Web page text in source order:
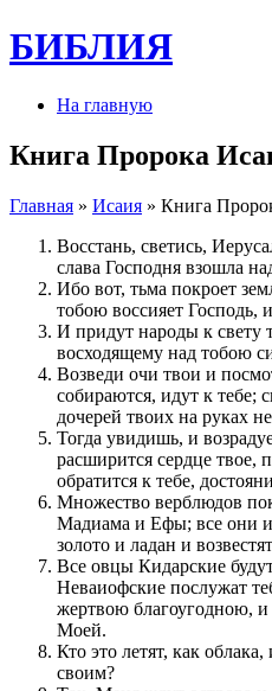
БИБЛИЯ
На главную
Книга Пророка
Главная » Исаия » Книга
Восстань, светись,
слава Господня взошла
Ибо вот, тьма покроет
тобою воссияет Господь,
И придут народы к свету
восходящему над тобою
Возведи очи твои и
собираются, идут к тебе;
дочерей твоих на руках
Тогда увидишь, и
расширится сердце твое,
обратится к тебе,
Множество верблюдов
Мадиама и Ефы; все они
золото и ладан и
Все овцы Кидарские
Неваиофские послужат
жертвою благоугодною,
Моей.
Кто это летят, как
своим?